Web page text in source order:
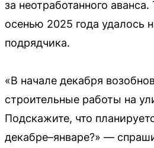
за неотработанного
осенью 2025 года удалось
подрядчика.
«В начале декабря
строительные работы на
Подскажите, что
декабре–январе?» —